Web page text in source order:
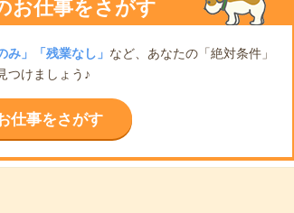
お仕事をさがす
み」「残業なし」 など、あなたの「絶対条件」
つけましょう♪
仕事をさがす